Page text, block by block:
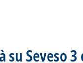
Seveso 3